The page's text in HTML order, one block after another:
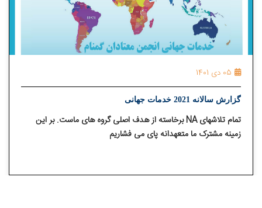
05 دی 1401
گزارش سالانه 2021 خدمات جهانی
تمام تلاشهایNAبرخاسته از هدف اصلی گروه های ماست. بر این
زمینه مشترک ما متعهدانه پای می فشاریم